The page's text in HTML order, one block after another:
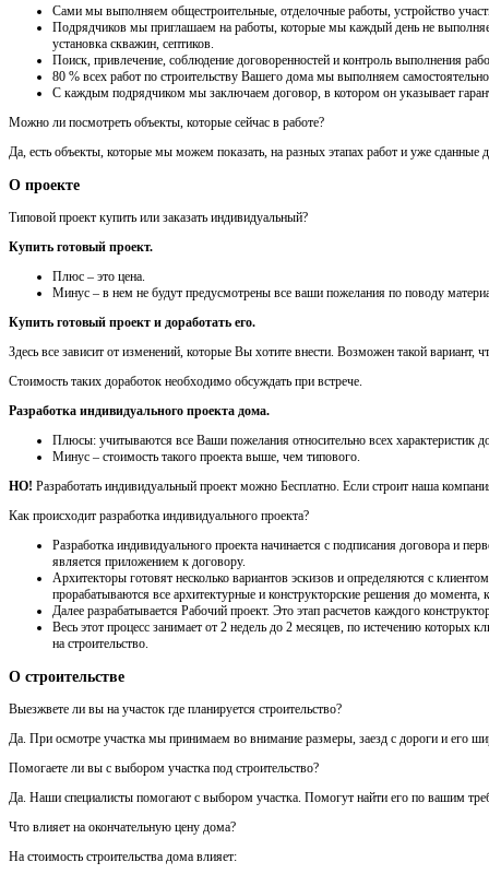
Сами мы выполняем общестроительные, отделочные работы, устройство
Подрядчиков мы приглашаем на работы, которые мы каждый день не
установка скважин, септиков.
Поиск, привлечение, соблюдение договоренностей и контроль выполнения
80 % всех работ по строительству Вашего дома мы выполняем
С каждым подрядчиком мы заключаем договор, в котором он указывает
Можно ли посмотреть объекты, которые сейчас в работе?
Да, есть объекты, которые мы можем показать, на разных этапах работ и уже сданные
О проекте
Типовой проект купить или заказать индивидуальный?
Купить готовый проект.
Плюс – это цена.
Минус – в нем не будут предусмотрены все ваши пожелания по поводу
Купить готовый проект и доработать его.
Здесь все зависит от изменений, которые Вы хотите внести. Возможен такой вариант,
Стоимость таких доработок необходимо обсуждать при встрече.
Разработка индивидуального проекта дома.
Плюсы: учитываются все Ваши пожелания относительно всех характеристик
Минус – стоимость такого проекта выше, чем типового.
НО! Разработать индивидуальный проект можно Бесплатно. Если строит наша
Как происходит разработка индивидуального проекта?
Разработка индивидуального проекта начинается с подписания договора и
является приложением к договору.
Архитекторы готовят несколько вариантов эскизов и определяются с
прорабатываются все архитектурные и конструкторские решения до момента,
Далее разрабатывается Рабочий проект. Это этап расчетов каждого
Весь этот процесс занимает от 2 недель до 2 месяцев, по истечению
на строительство.
О строительстве
Выезжвете ли вы на участок где планируется строительство?
Да. При осмотре участка мы принимаем во внимание размеры, заезд с дороги и его
Помогаете ли вы с выбором участка под строительство?
Да. Наши специалисты помогают с выбором участка. Помогут найти его по вашим
Что влияет на окончательную цену дома?
На стоимость строительства дома влияет: